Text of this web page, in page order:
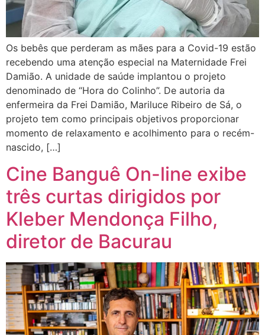
Os bebês que perderam as mães para a Covid-19 estão
recebendo uma atenção especial na Maternidade Frei
Damião. A unidade de saúde implantou o projeto
denominado de “Hora do Colinho”. De autoria da
enfermeira da Frei Damião, Mariluce Ribeiro de Sá, o
projeto tem como principais objetivos proporcionar
momento de relaxamento e acolhimento para o recém-
nascido, […]
Cine Banguê On-line exibe
três curtas dirigidos por
Kleber Mendonça Filho,
diretor de Bacurau